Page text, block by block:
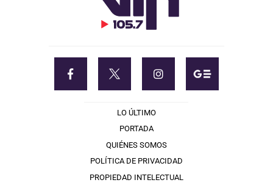
LO ÚLTIMO
PORTADA
QUIÉNES SOMOS
POLÍTICA DE PRIVACIDAD
PROPIEDAD INTELECTUAL